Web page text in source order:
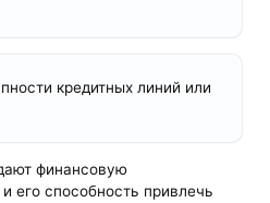
кредитных линий или
финансовую
его способность привлечь